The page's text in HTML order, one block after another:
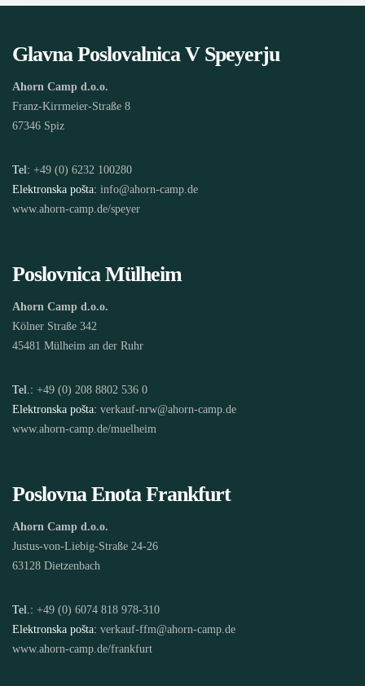
Glavna Poslovalnica V Speyerju
Ahorn Camp d.o.o.
Franz-Kirrmeier-Straße 8
67346 Spiz
Tel: +49 (0) 6232 100280
Elektronska pošta: info@ahorn-camp.de
www.ahorn-camp.de/speyer
Poslovnica Mülheim
Ahorn Camp d.o.o.
Kölner Straße 342
45481 Mülheim an der Ruhr
Tel.: +49 (0) 208 8802 536 0
Elektronska pošta: verkauf-nrw@ahorn-camp.de
www.ahorn-camp.de/muelheim
Poslovna Enota Frankfurt
Ahorn Camp d.o.o.
Justus-von-Liebig-Straße 24-26
63128 Dietzenbach
Tel.: +49 (0) 6074 818 978-310
Elektronska pošta: verkauf-ffm@ahorn-camp.de
www.ahorn-camp.de/frankfurt